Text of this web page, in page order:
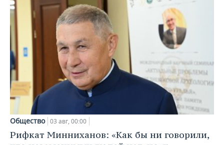
Общество 03 авг, 00:00
Рифкат Минниханов: «Как бы ни говорили,